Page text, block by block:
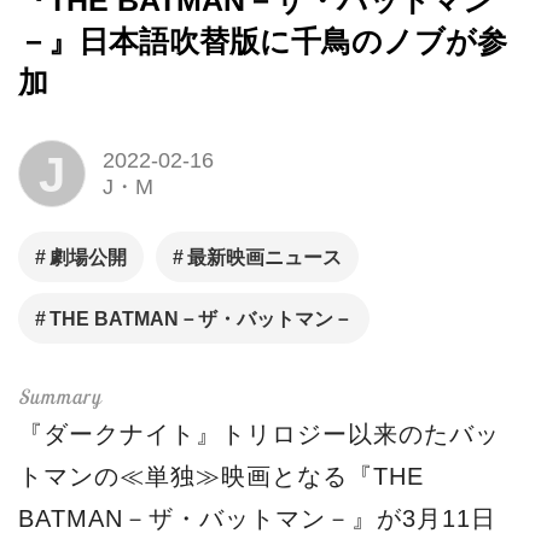
－』日本語吹替版に千鳥のノブが参
加
J
2022-02-16
J・M
劇場公開 最新映画ニュース
THE BATMAN－ザ・バットマン－
『ダークナイト』トリロジー以来のたバッ
トマンの≪単独≫映画となる『THE
BATMAN－ザ・バットマン－』が3月11日